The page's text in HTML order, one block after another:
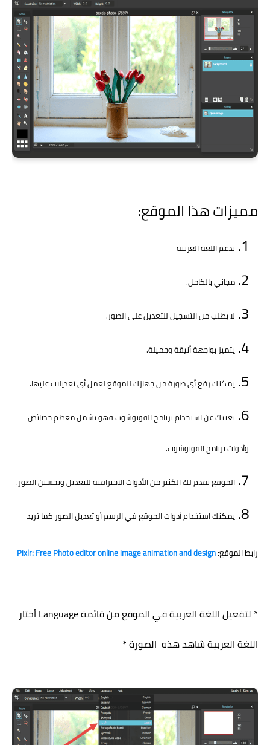
مميزات هذا الموقع:
يدعم اللغه العربيه
مجاني بالكامل.
لا يطلب من التسجيل للتعديل على الصور.
يتميز بواجهة أنيقة وجميلة.
يمكنك رفع أي صورة من جهازك للموقع لعمل أي تعديلات عليها.
يغنيك عن استخدام برنامج الفوتوشوب فهو يشمل معظم خصائص
وأدوات برنامج الفوتوشوب.
الموقع يقدم لك الكثير من الأدوات الاحترافية للتعديل وتحسين الصور.
يمكنك استخدام أدوات الموقع في الرسم أو تعديل الصور كما تريد
رابط الموقع:Pixlr: Free Photo editor online image animation and design
* لتفعيل اللغة العربية في الموقع من قائمة Language أختار
اللغة العربية شاهد هذه الصورة *